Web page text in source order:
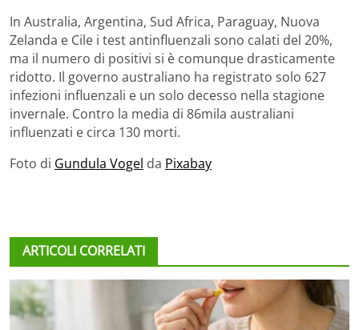
In Australia, Argentina, Sud Africa, Paraguay, Nuova
Zelanda e Cile i test antinfluenzali sono calati del 20%,
ma il numero di positivi si è comunque drasticamente
ridotto. Il governo australiano ha registrato solo 627
infezioni influenzali e un solo decesso nella stagione
invernale. Contro la media di 86mila australiani
influenzati e circa 130 morti.
Foto di Gundula Vogel da Pixabay
ARTICOLI CORRELATI